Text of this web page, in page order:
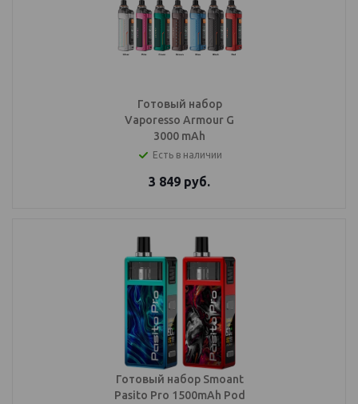
Готовый набор
Vaporesso Armour G
3000 mAh
Есть в наличии
3 849 руб.
Готовый набор Smoant
Pasito Pro 1500mAh Pod